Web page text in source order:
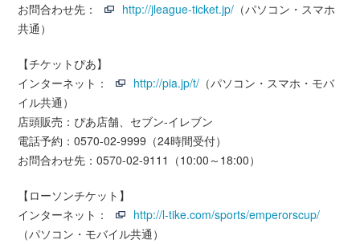
お問合わせ先：
http://jleague-ticket.jp/ （パソコン・スマホ
共通）
【チケットぴあ】
インターネット：
http://pia.jp/t/ （パソコン・スマホ・モバ
イル共通）
店頭販売：ぴあ店舗、セブン-イレブン
電話予約：0570-02-9999（24時間受付）
お問合わせ先：0570-02-9111（10:00～18:00）
【ローソンチケット】
インターネット：
http://l-tike.com/sports/emperorscup/
（パソコン・モバイル共通）